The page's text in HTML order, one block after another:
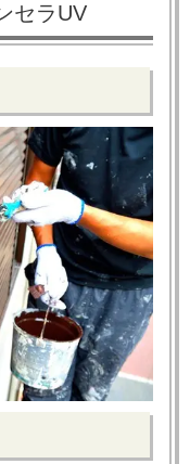
セラUV